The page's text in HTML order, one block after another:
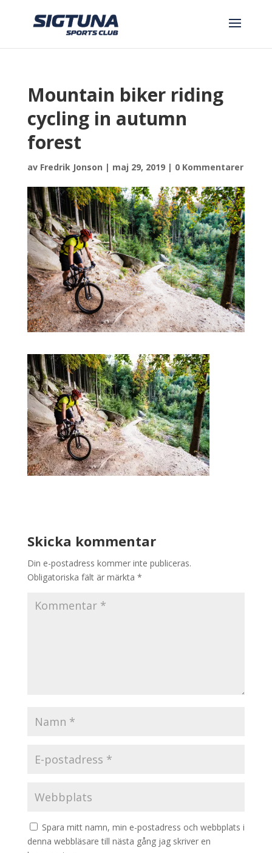
Mountain biker riding
cycling in autumn
forest
av Fredrik Jonson | maj 29, 2019| 0 Kommentarer
Skicka kommentar
Din e-postadress kommer inte publiceras.
Obligatoriska fält är märkta *
Spara mitt namn, min e-postadress och webbplats i
denna webbläsare till nästa gång jag skriver en